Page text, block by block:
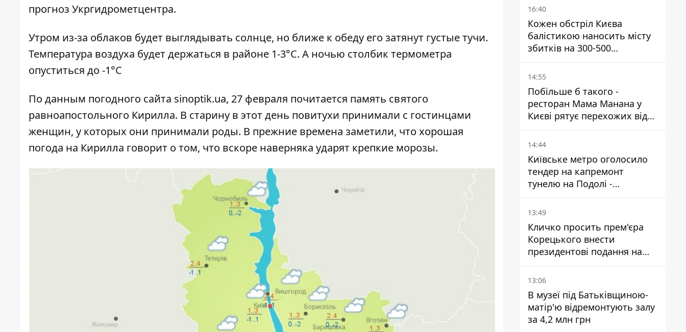
прогноз Укргидрометцентра.
Утром из-за облаков будет выглядывать солнце, но ближе к обеду его затянут густые тучи.
Температура воздуха будет держаться в районе 1-3°C. А ночью столбик термометра
опуститься до -1°C
По данным погодного сайта sinoptik.ua, 27 февраля почитается память святого
равноапостольного Кирилла. В старину в этот день повитухи принимали с гостинцами
женщин, у которых они принимали роды. В прежние времена заметили, что хорошая
погода на Кирилла говорит о том, что вскоре наверняка ударят крепкие морозы.
16:40
Кожен обстріл Києва
балістикою наносить місту
збитків на 300-500
мільйонів - Петро
Пантелеєв
14:55
Побільше б такого -
ресторан Мама Манана у
Києві рятує перехожих від
спеки
14:44
Київське метро оголосило
тендер на капремонт
тунелю на Подолі -
триватиме майже два роки
13:49
Кличко просить прем'єра
Корецького внести
президентові подання на
звільнення володаря
Троєщини Бахматова
13:06
В музеї під Батьківщиною-
матір'ю відремонтують залу
за 4,2 млн грн